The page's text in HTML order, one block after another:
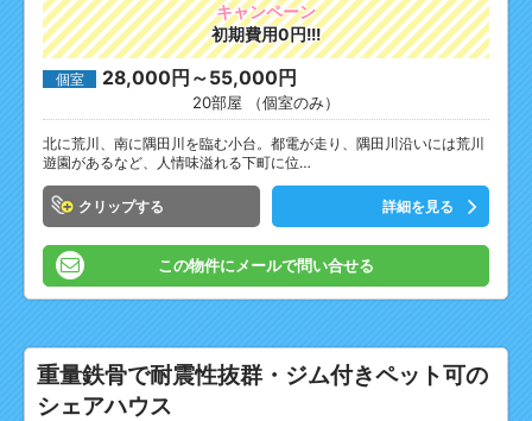
キャンペーン
初期費用0円!!!
個室 28,000円～55,000円
20部屋 （個室のみ）
北に荒川、南に隅田川を臨む小台。都電が走り、隅田川沿いには荒川
遊園があるなど、人情味溢れる下町に位…
クリップ 詳細を見る
この物件にメールで問い合せる
重量鉄骨で耐震性抜群・ジム付きペット可の
シェアハウス